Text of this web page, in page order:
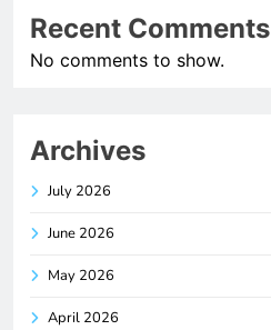
Recent Comments
No comments to show.
Archives
July 2026
June 2026
May 2026
April 2026